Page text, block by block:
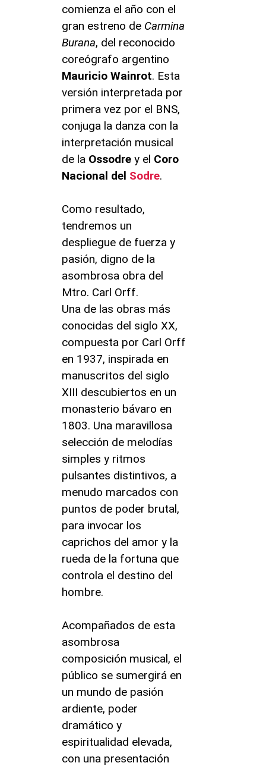
comienza el año con el
gran estreno de Carmina
Burana, del reconocido
coreógrafo argentino
Mauricio Wainrot. Esta
versión interpretada por
primera vez por el BNS,
conjuga la danza con la
interpretación musical
de la Ossodre y el Coro
Nacional del Sodre.
Como resultado,
tendremos un
despliegue de fuerza y
pasión, digno de la
asombrosa obra del
Mtro. Carl Orff.
Una de las obras más
conocidas del siglo XX,
compuesta por Carl Orff
en 1937, inspirada en
manuscritos del siglo
XIII descubiertos en un
monasterio bávaro en
1803. Una maravillosa
selección de melodías
simples y ritmos
pulsantes distintivos, a
menudo marcados con
puntos de poder brutal,
para invocar los
caprichos del amor y la
rueda de la fortuna que
controla el destino del
hombre.
Acompañados de esta
asombrosa
composición musical, el
público se sumergirá en
un mundo de pasión
ardiente, poder
dramático y
espiritualidad elevada,
con una presentación